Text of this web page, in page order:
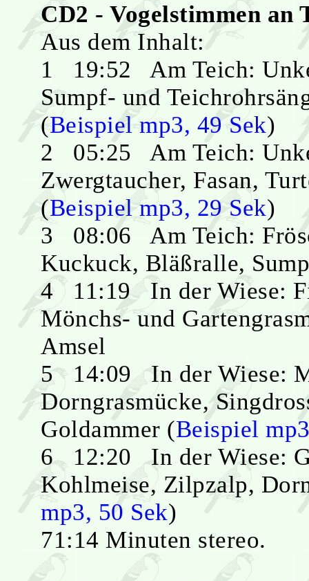
CD2 - Vogelstimmen an
Aus dem Inhalt:
1 19:52 Am Teich:
Sumpf- und
(Beispiel mp3, 49 Sek)
2 05:25 Am Teich:
Zwergtaucher, Fasan,
(Beispiel mp3, 29 Sek)
3 08:06 Am Teich:
Kuckuck, Bläßralle,
4 11:19 In der Wiese:
Mönchs- und
Amsel
5 14:09 In der Wiese:
Dorngrasmücke,
Goldammer (Beispiel
6 12:20 In der Wiese:
Kohlmeise, Zilpzalp,
mp3, 50 Sek)
71:14 Minuten stereo.